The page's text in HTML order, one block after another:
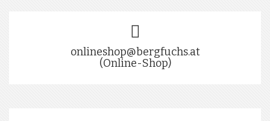
onlineshop@bergfuchs.at
(Online-Shop)